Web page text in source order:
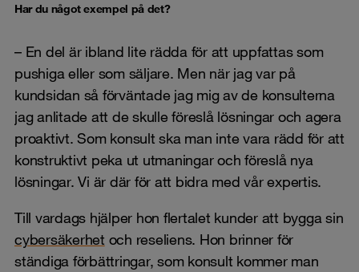
Har du något exempel på det?
– En del är ibland lite rädda för att uppfattas som
pushiga eller som säljare. Men när jag var på
kundsidan så förväntade jag mig av de konsulterna
jag anlitade att de skulle föreslå lösningar och agera
proaktivt. Som konsult ska man inte vara rädd för att
konstruktivt peka ut utmaningar och föreslå nya
lösningar. Vi är där för att bidra med vår expertis.
Till vardags hjälper hon flertalet kunder att bygga sin
cybersäkerhet och reseliens. Hon brinner för
ständiga förbättringar, som konsult kommer man